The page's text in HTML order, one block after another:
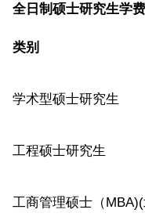
全日制硕士研究生学
类别
学术型硕士研究生
工程硕士研究生
工商管理硕士（